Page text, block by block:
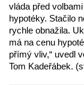
vláda před
hypotéky. Stačilo
rychle obnažila.
má na cenu
přímý vliv,“ uvedl
Tom Kadeřábek.